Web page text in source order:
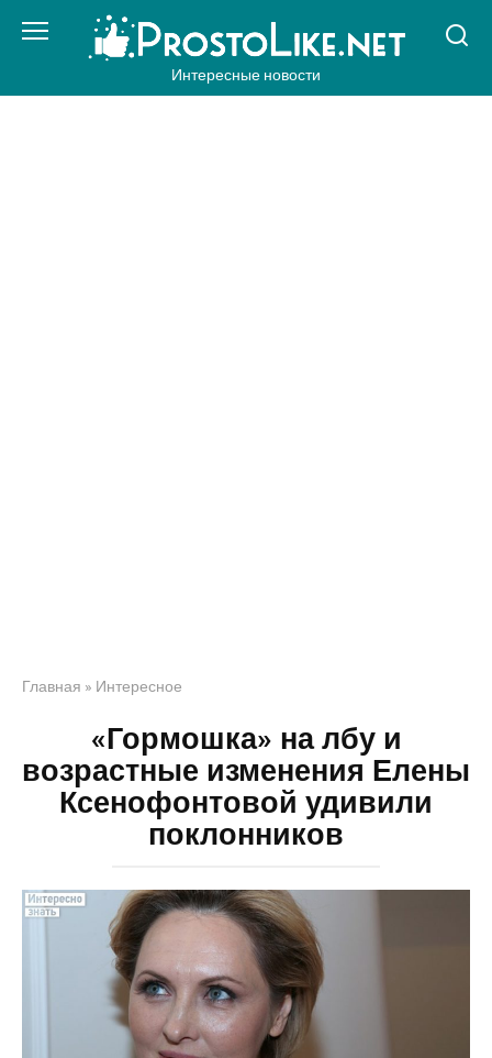
Интересные новости
Главная » Интересное
«Гормошка» на лбу и
возрастные изменения Елены
Ксенофонтовой удивили
поклонников